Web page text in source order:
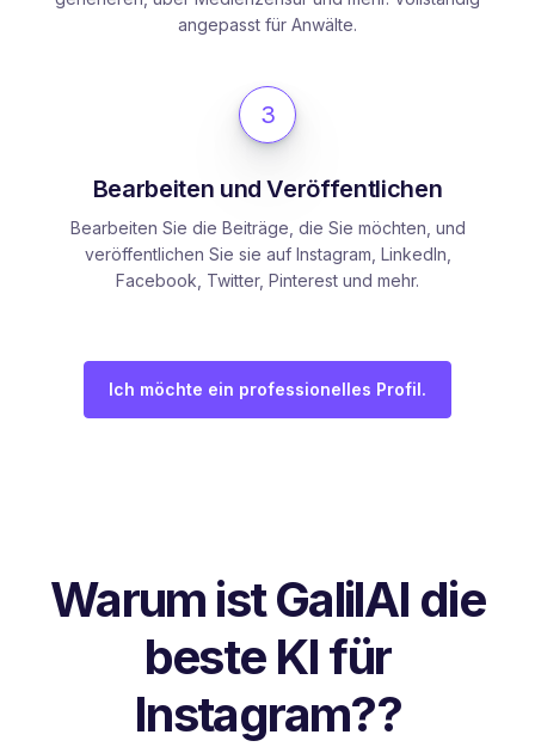
angepasst für Anwälte.
3
Bearbeiten und Veröffentlichen
Bearbeiten Sie die Beiträge, die Sie möchten, und
veröffentlichen Sie sie auf Instagram, LinkedIn,
Facebook, Twitter, Pinterest und mehr.
Ich möchte ein professionelles Profil.
Warum ist GalilAI die
beste KI für
Instagram??